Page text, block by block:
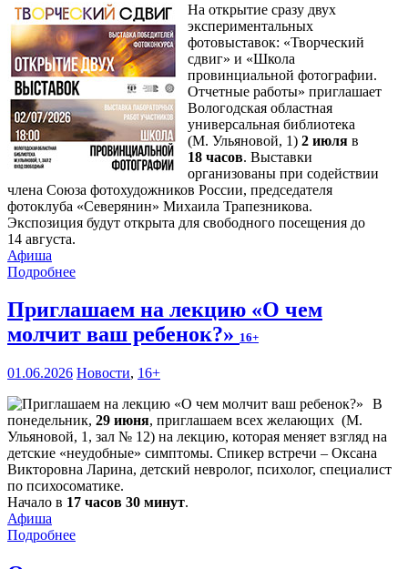
На открытие сразу двух
экспериментальных
фотовыставок: «Творческий
сдвиг» и «Школа
провинциальной фотографии.
Отчетные работы» приглашает
Вологодская областная
универсальная библиотека
(М. Ульяновой, 1) 2 июля в
18 часов. Выставки
организованы при содействии
члена Союза фотохудожников России, председателя
фотоклуба «Северянин» Михаила Трапезникова.
Экспозиция будут открыта для свободного посещения до
14 августа.
Афиша
Подробнее
Приглашаем на лекцию «О чем
молчит ваш ребенок?» 16+
01.06.2026 Новости, 16+
В
понедельник, 29 июня, приглашаем всех желающих (М.
Ульяновой, 1, зал № 12) на лекцию, которая меняет взгляд на
детские «неудобные» симптомы. Спикер встречи – Оксана
Викторовна Ларина, детский невролог, психолог, специалист
по психосоматике.
Начало в 17 часов 30 минут.
Афиша
Подробнее